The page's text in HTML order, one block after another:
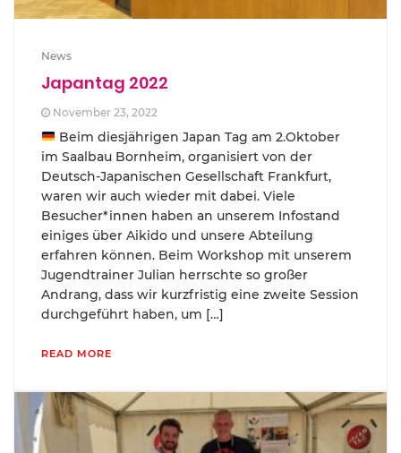
News
Japantag 2022
November 23, 2022
Beim diesjährigen Japan Tag am 2.Oktober
im Saalbau Bornheim, organisiert von der
Deutsch-Japanischen Gesellschaft Frankfurt,
waren wir auch wieder mit dabei. Viele
Besucher*innen haben an unserem Infostand
einiges über Aikido und unsere Abteilung
erfahren können. Beim Workshop mit unserem
Jugendtrainer Julian herrschte so großer
Andrang, dass wir kurzfristig eine zweite Session
durchgeführt haben, um […]
READ MORE